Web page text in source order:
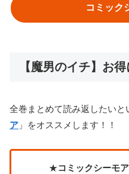
コミック
【魔男のイチ】お
全巻まとめて読み返したいと
ア 」をオススメします！！
★コミックシーモ